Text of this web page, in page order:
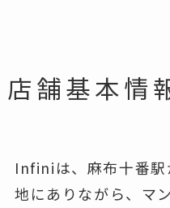
店舗基本情
Infiniは、麻布十番駅
地にありながら、マ